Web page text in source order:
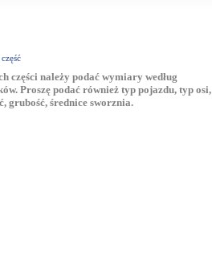
części należy podać wymiary według
Proszę podać również typ pojazdu, typ osi,
grubość, średnice sworznia.